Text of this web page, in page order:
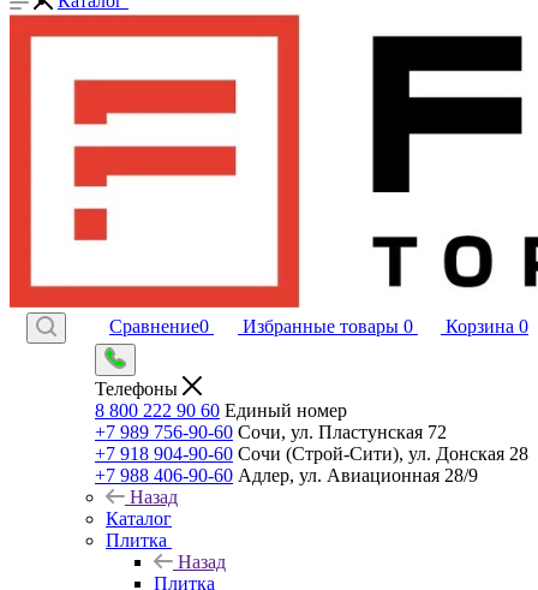
Сравнение0 Избранные товары 0 Корзина 0
Телефоны
8 800 222 90 60 Единый номер
+7 989 756-90-60 Сочи, ул. Пластунская 72
+7 918 904-90-60 Сочи (Строй-Сити), ул. Донская 28
+7 988 406-90-60 Адлер, ул. Авиационная 28/9
Назад
Каталог
Плитка
Назад
Плитка